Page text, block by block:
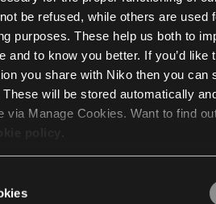
be refused, while others are used
purposes. These help us both to
and to know you better. If you’d like
you share with Niko then you can
will be stored automatically
via Manage Cookies. Want to find
.
who may receive and
Sign in
have a My Niko account?